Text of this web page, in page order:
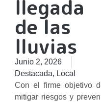
llegada
de las
lluvias
Junio 2, 2026
Destacada, Local
Con el firme objetivo
mitigar riesgos y